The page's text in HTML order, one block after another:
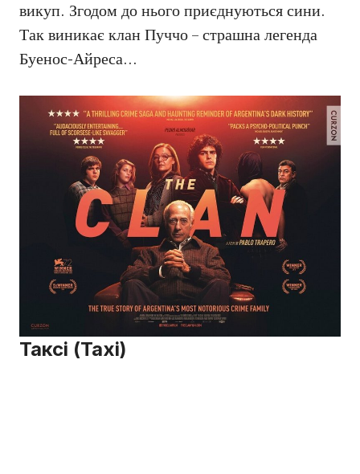
викуп. Згодом до нього приєднуються сини.
Так виникає клан Пуччо – страшна легенда
Буенос-Айреса…
Таксі (Taxi)